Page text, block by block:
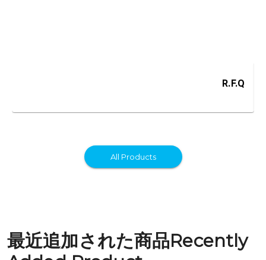
R.F.Q
All Products
最近追加された商品Recently